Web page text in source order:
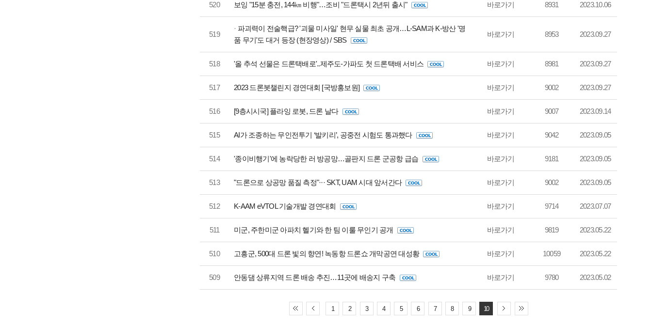
520 보잉 "15분 충전, 144㎞ 비행"…조비 "드론택시 2년뒤 출시" 바로가기 8931 2023.10.06
519
· 파괴력이 전술핵급? '괴물 미사일' 현무 실물 최초 공개…L-SAM과 K-방산 '명
품 무기'도 대거 등장 (현장영상) / SBS
바로가기 8953 2023.09.27
518 '올 추석 선물은 드론택배로'..제주도-가파도 첫 드론택배 서비스 바로가기 8981 2023.09.27
517 2023 드론봇챌린지 경연대회 [국방홍보원] 바로가기 9002 2023.09.27
516 [9층시시국] 플라잉 로봇, 드론 날다 바로가기 9007 2023.09.14
515 AI가 조종하는 무인전투기 ‘발키리’, 공중전 시험도 통과했다 바로가기 9042 2023.09.05
514 '종이비행기'에 농락당한 러 방공망…골판지 드론 군공항 급습 바로가기 9181 2023.09.05
513 "드론으로 상공망 품질 측정"··· SKT, UAM 시대 앞서간다 바로가기 9002 2023.09.05
512 K-AAM eVTOL 기술개발 경연대회 바로가기 9714 2023.07.07
511 미군, 주한미군 아파치 헬기와 한 팀 이룰 무인기 공개 바로가기 9819 2023.05.22
510 고흥군, 500대 드론 빛의 향연! 녹동항 드론쇼 개막공연 대성황 바로가기 10059 2023.05.22
509 안동댐 상류지역 드론 배송 추진…11곳에 배송지 구축 바로가기 9780 2023.05.02
1 2 3 4 5 6 7 8 9 10